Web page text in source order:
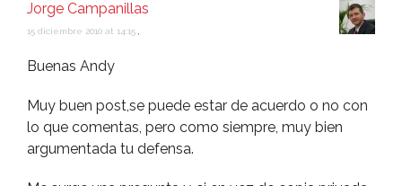
Jorge Campanillas
15 diciembre 2010 at 14:15
Buenas Andy
Muy buen post,se puede estar de acuerdo o no con
lo que comentas, pero como siempre, muy bien
argumentada tu defensa.